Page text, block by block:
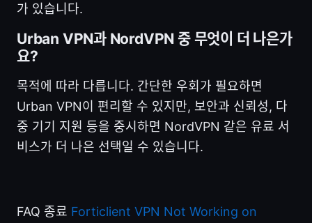
가 있습니다.
Urban VPN과 NordVPN 중 무엇이 더 나은가
요?
목적에 따라 다릅니다. 간단한 우회가 필요하면
Urban VPN이 편리할 수 있지만, 보안과 신뢰성, 다
중 기기 지원 등을 중시하면 NordVPN 같은 유료 서
비스가 더 나은 선택일 수 있습니다.
FAQ 종료 Forticlient VPN Not Working on